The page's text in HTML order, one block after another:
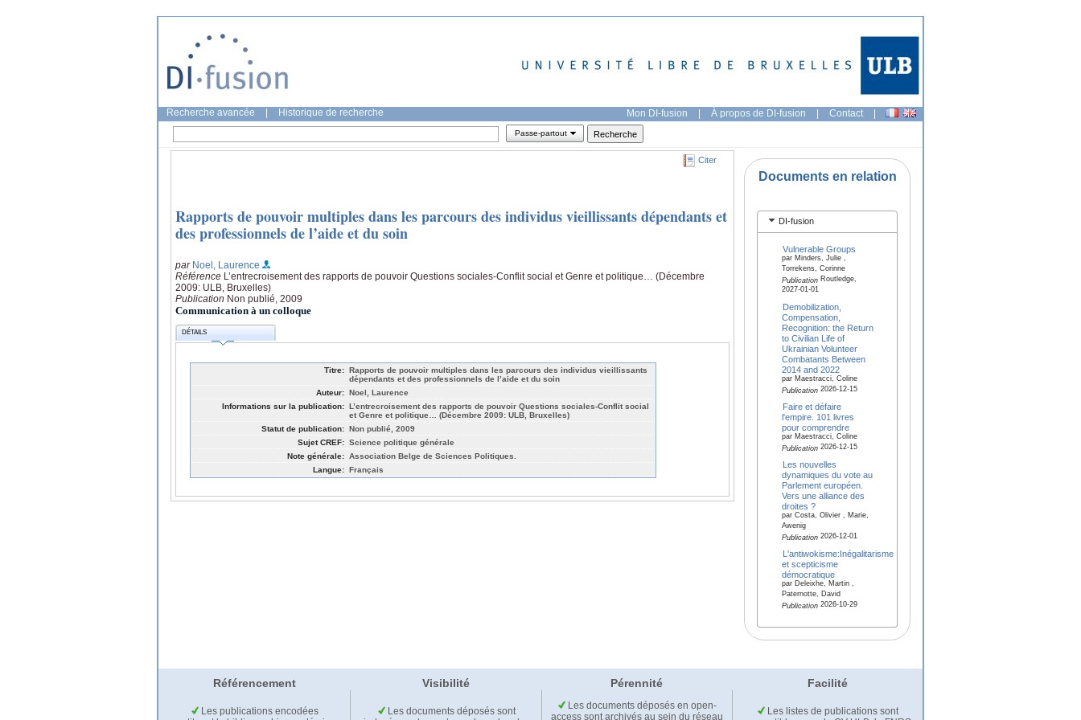
Recherche avancée Historique de recherche Mon DI-fusion | À propos de DI-fusion | Contact |
Passe-partout
Citer
Rapports de pouvoir multiples dans les parcours des individus vieillissants dépendants et
des professionnels de l’aide et du soin
par Noel, Laurence
Référence L’entrecroisement des rapports de pouvoir Questions sociales-Conflit social et Genre et politique… (Décembre
2009: ULB, Bruxelles)
Publication Non publié, 2009
Communication à un colloque
DÉTAILS
Titre: Rapports de pouvoir multiples dans les parcours des individus vieillissants
dépendants et des professionnels de l’aide et du soin
Auteur: Noel, Laurence
Informations sur la publication: L’entrecroisement des rapports de pouvoir Questions sociales-Conflit social
et Genre et politique… (Décembre 2009: ULB, Bruxelles)
Statut de publication: Non publié, 2009
Sujet CREF: Science politique générale
Note générale: Association Belge de Sciences Politiques.
Langue: Français
Documents en relation
DI-fusion
Vulnerable Groups
par Minders, Julie ,
Torrekens, Corinne
PublicationRoutledge,
2027-01-01
Demobilization,
Compensation,
Recognition: the Return
to Civilian Life of
Ukrainian Volunteer
Combatants Between
2014 and 2022
par Maestracci, Coline
Publication2026-12-15
Faire et défaire
l'empire. 101 livres
pour comprendre
par Maestracci, Coline
Publication2026-12-15
Les nouvelles
dynamiques du vote au
Parlement européen.
Vers une alliance des
droites ?
par Costa, Olivier , Marie,
Awenig
Publication2026-12-01
L'antiwokisme:Inégalitarisme
et scepticisme
démocratique
par Deleixhe, Martin ,
Paternotte, David
Publication2026-10-29
Référencement Visibilité Pérennité Facilité
Les publications encodées
Les documents déposés sont
Les documents déposés en open-
access sont archivés au sein du réseau
Les listes de publications sont